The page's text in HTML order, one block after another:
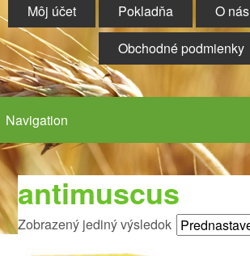
Môj účet Pokladňa O nás
Obchodné podmienky
antimuscus
Zobrazený jediný výsledok